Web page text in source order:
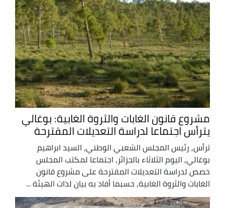
مشروع قانون الغابات والثروة الغابية: بوغالي
يترأس اجتماعا لدراسة التعديلات المقترحة
ترأس, رئيس المجلس الشعبي الوطني، السيد ابراهيم
بوغالي, اليوم الثلاثاء بالجزائر, اجتماعا لمكتب المجلس
خصص لدراسة التعديلات المقترحة على مشروع قانون
الغابات والثروة الغابية, حسبما أفاد به بيان لذات الهيئة ...